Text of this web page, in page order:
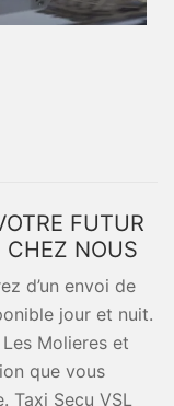
FUTUR
CHEZ NOUS
d’un envoi de
jour et nuit.
Molieres et
que vous
Taxi Secu VSL